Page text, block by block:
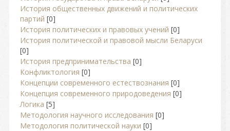
История общественных движений и политических
партий [0]
История политических и правовых учений [0]
История политической и правовой мысли Беларуси
[0]
История предпринимательства [0]
Конфликтология [0]
Концепции современного естествознания [0]
Концепция современного природоведения [0]
Логика [5]
Методология научного исследования [0]
Методология политической науки [0]